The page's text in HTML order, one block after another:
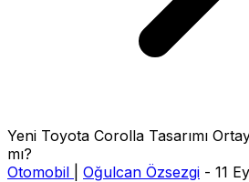
Yeni Toyota Corolla Tasarımı
mı?
Otomobil
Oğulcan Özsezgi - 11